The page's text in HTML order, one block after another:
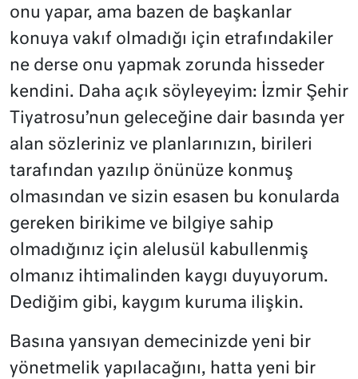
onu yapar, ama bazen de başkanlar
konuya vakıf olmadığı için etrafındakiler
ne derse onu yapmak zorunda hisseder
kendini. Daha açık söyleyeyim: İzmir Şehir
Tiyatrosu’nun geleceğine dair basında yer
alan sözleriniz ve planlarınızın, birileri
tarafından yazılıp önünüze konmuş
olmasından ve sizin esasen bu konularda
gereken birikime ve bilgiye sahip
olmadığınız için alelusül kabullenmiş
olmanız ihtimalinden kaygı duyuyorum.
Dediğim gibi, kaygım kuruma ilişkin.
Basına yansıyan demecinizde yeni bir
yönetmelik yapılacağını, hatta yeni bir